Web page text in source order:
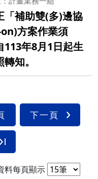
「補助雙(多)邊協
方案作業須
113年8月1日起生
知。
下一頁
料每頁顯示